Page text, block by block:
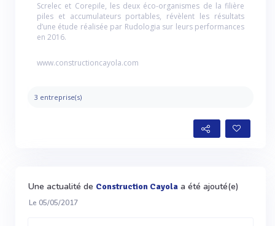
Screlec et Corepile, les deux éco-organismes de la filière
piles et accumulateurs portables, révèlent les résultats
d’une étude réalisée par Rudologia sur leurs performances
en 2016.
www.constructioncayola.com
3 entreprise(s)
Une actualité de Construction Cayola a été ajouté(e)
Le 05/05/2017